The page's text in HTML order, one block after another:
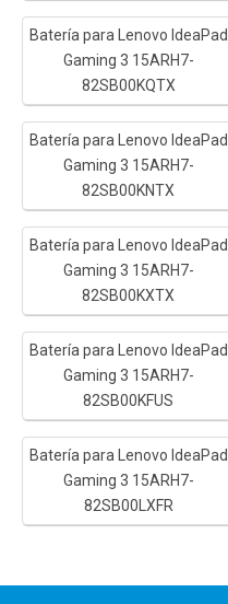
Batería para Lenovo IdeaPad
Gaming 3 15ARH7-
82SB00KQTX
Batería para Lenovo IdeaPad
Gaming 3 15ARH7-
82SB00KNTX
Batería para Lenovo IdeaPad
Gaming 3 15ARH7-
82SB00KXTX
Batería para Lenovo IdeaPad
Gaming 3 15ARH7-
82SB00KFUS
Batería para Lenovo IdeaPad
Gaming 3 15ARH7-
82SB00LXFR